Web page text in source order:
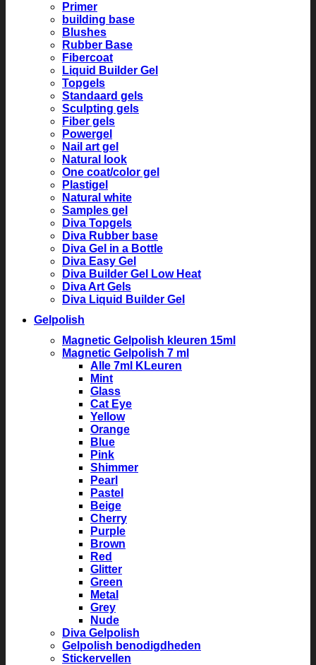
Primer
building base
Blushes
Rubber Base
Fibercoat
Liquid Builder Gel
Topgels
Standaard gels
Sculpting gels
Fiber gels
Powergel
Nail art gel
Natural look
One coat/color gel
Plastigel
Natural white
Samples gel
Diva Topgels
Diva Rubber base
Diva Gel in a Bottle
Diva Easy Gel
Diva Builder Gel Low Heat
Diva Art Gels
Diva Liquid Builder Gel
Gelpolish
Magnetic Gelpolish kleuren 15ml
Magnetic Gelpolish 7 ml
Alle 7ml KLeuren
Mint
Glass
Cat Eye
Yellow
Orange
Blue
Pink
Shimmer
Pearl
Pastel
Beige
Cherry
Purple
Brown
Red
Glitter
Green
Metal
Grey
Nude
Diva Gelpolish
Gelpolish benodigdheden
Stickervellen